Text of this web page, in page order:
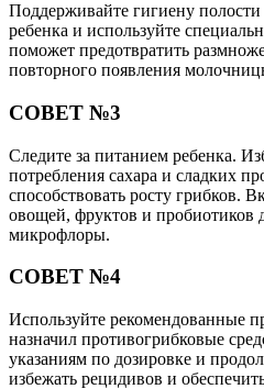
Поддерживайте гигиену полости
ребенка и используйте
поможет предотвратить
повторного появления
СОВЕТ №3
Следите за питанием ребенка.
потребления сахара и сладких
способствовать росту грибков.
овощей, фруктов и пробиотиков
микрофлоры.
СОВЕТ №4
Используйте рекомендованные
назначил противогрибковые
указаниям по дозировке и
избежать рецидивов и